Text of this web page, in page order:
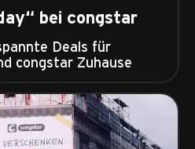
bei congstar
Deals für
congstar Zuhause